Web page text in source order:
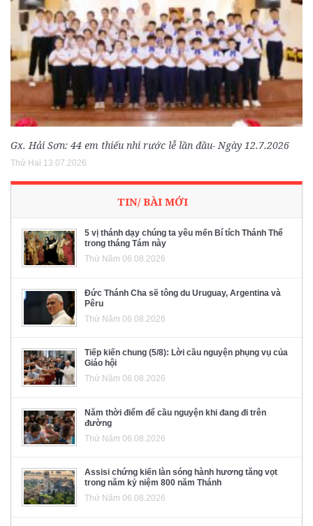
Gx. Hải Sơn: 44 em thiếu nhi rước lễ lần đầu- Ngày 12.7.2026
Thứ Hai 13.07.2026
TIN/ BÀI MỚI
5 vị thánh dạy chúng ta yêu mến Bí tích Thánh Thể
trong tháng Tám này
Thứ Năm 06.08.2026
Đức Thánh Cha sẽ tông du Uruguay, Argentina và
Pêru
Thứ Năm 06.08.2026
Tiếp kiến chung (5/8): Lời cầu nguyện phụng vụ của
Giáo hội
Thứ Năm 06.08.2026
Năm thời điểm để cầu nguyện khi đang đi trên
đường
Thứ Năm 06.08.2026
Assisi chứng kiến làn sóng hành hương tăng vọt
trong năm kỷ niệm 800 năm Thánh
Thứ Năm 06.08.2026